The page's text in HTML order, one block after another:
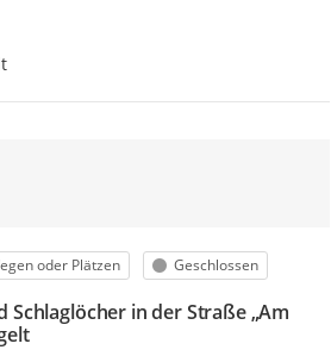
Äußerung
oder Plätzen Status
Geschlossen
Schlaglöcher in der Straße „Am